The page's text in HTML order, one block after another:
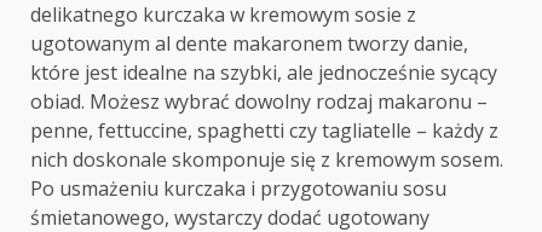
delikatnego kurczaka w kremowym sosie z
ugotowanym al dente makaronem tworzy danie,
które jest idealne na szybki, ale jednocześnie sycący
obiad. Możesz wybrać dowolny rodzaj makaronu –
penne, fettuccine, spaghetti czy tagliatelle – każdy z
nich doskonale skomponuje się z kremowym sosem.
Po usmażeniu kurczaka i przygotowaniu sosu
śmietanowego, wystarczy dodać ugotowany